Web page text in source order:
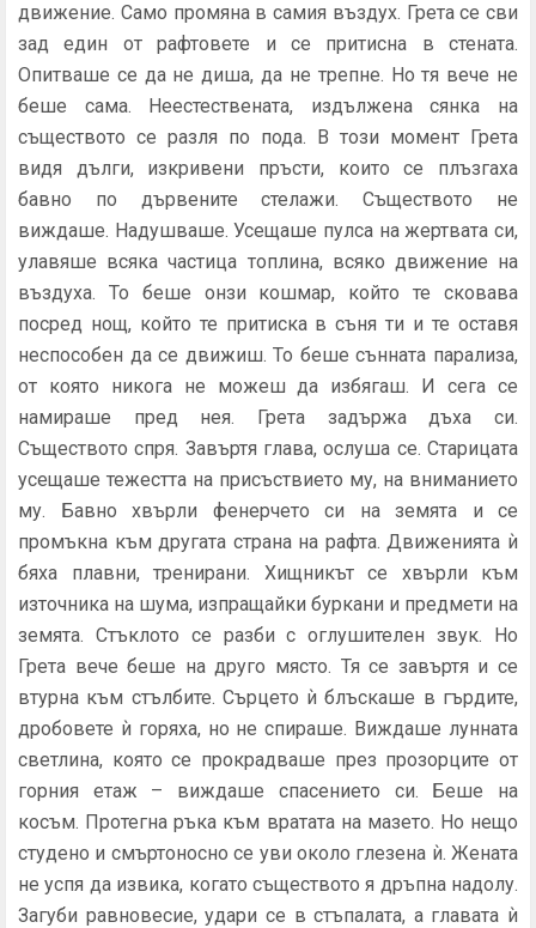
движение. Само промяна в самия въздух. Грета се сви
зад един от рафтове­те и се притисна в стената.
Опитваше се да не диша, да не трепне. Но тя вече не
беше сама. Неестествената, издължена сянка на
съществото се разля по пода. В този момент Грета
видя дълги, изкривени пръсти, които се плъзгаха
бавно по дървените сте­лажи. Съществото не
виждаше. Надушваше. Усещаше пулса на жертвата си,
улавяше всяка частица топлина, всяко движе­ние на
въздуха. То беше онзи кошмар, който те сковава
посред нощ, който те притиска в съня ти и те оставя
неспособен да се движиш. То беше сънната парализа,
от която никога не можеш да избягаш. И сега се
намираше пред нея. Грета задържа дъха си.
Съществото спря. Завъртя глава, ослуша се. Старицата
усе­щаше тежестта на присъствието му, на вниманието
му. Бав­но хвърли фенерчето си на земята и се
промъкна към другата страна на рафта. Движенията ѝ
бяха плавни, тренирани. Хищ­никът се хвърли към
източника на шума, изпращайки буркани и предмети на
земята. Стъклото се разби с оглушителен звук. Но
Грета вече беше на друго място. Тя се завъртя и се
втурна към стълбите. Сърцето ѝ блъскаше в гърдите,
дробовете ѝ го­ряха, но не спираше. Виждаше лунната
светлина, която се про­крадваше през прозорците от
горния етаж – виждаше спасение­то си. Беше на
косъм. Протегна ръка към вратата на мазето. Но нещо
студено и смъртоносно се уви около глезена ѝ. Жената
не успя да извика, когато съществото я дръпна надолу.
Загуби равновесие, удари се в стъпалата, а главата ѝ